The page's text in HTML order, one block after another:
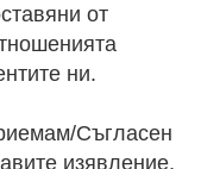
от
ни.
Съгласен
изявление,